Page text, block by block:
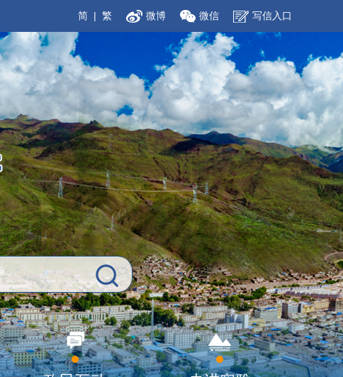
简 | 繁 微博 微信 写信入口